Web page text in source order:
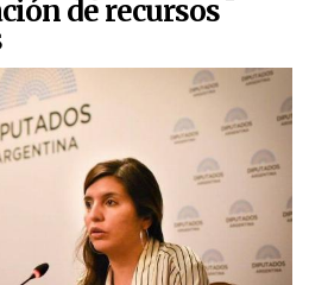
de recursos